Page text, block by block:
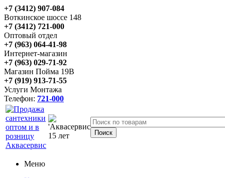
+7 (3412) 907-084
Воткинское шоссе 148
+7 (3412) 721-000
Оптовый отдел
+7 (963) 064-41-98
Интернет-магазин
+7 (963) 029-71-92
Магазин Пойма 19В
+7 (919) 913-71-55
Услуги Монтажа
Телефон: 721-000
Меню